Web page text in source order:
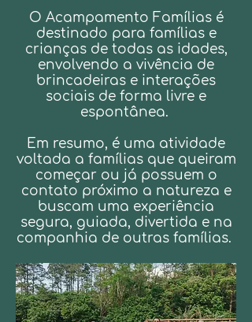
O Acampamento Famílias é
destinado para famílias e
crianças de todas as idades,
envolvendo a vivência de
brincadeiras e interações
sociais de forma livre e
espontânea.
Em resumo, é uma atividade
voltada a famílias que queiram
começar ou já possuem o
contato próximo a natureza e
buscam uma experiência
segura, guiada, divertida e na
companhia de outras famílias.